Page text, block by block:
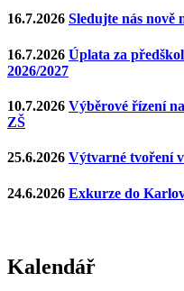
16.7.2026 Sledujte nás nově
16.7.2026 Úplata za
2026/2027
10.7.2026 Výběrové řízení
ZŠ
25.6.2026 Výtvarné tvoření
24.6.2026 Exkurze do
Kalendář